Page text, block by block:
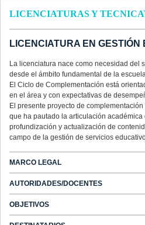
LICENCIATURAS Y
LICENCIATURA EN
La licenciatura nace como necesidad del
desde el ámbito fundamental de la
El Ciclo de Complementación está
en el área y con expectativas de
El presente proyecto de
que ha pautado la articulación
profundización y actualización de
campo de la gestión de servicios
MARCO LEGAL
AUTORIDADES/DOCENTES
OBJETIVOS